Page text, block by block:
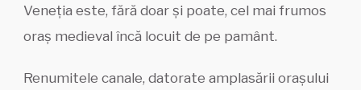
Veneția este, fără doar și poate, cel mai frumos
oraș medieval încă locuit de pe pamânt.
Renumitele canale, datorate amplasării orașului